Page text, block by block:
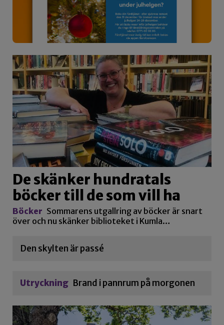
De skänker hundratals
böcker till de som vill ha
Böcker Sommarens utgallring av böcker är snart
över och nu skänker biblioteket i Kumla…
Den skylten är passé
Utryckning Brand i pannrum på morgonen